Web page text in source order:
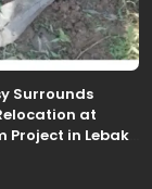
Surrounds
at
Project in Lebak,